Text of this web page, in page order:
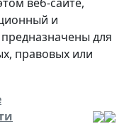
и
для
правовых или